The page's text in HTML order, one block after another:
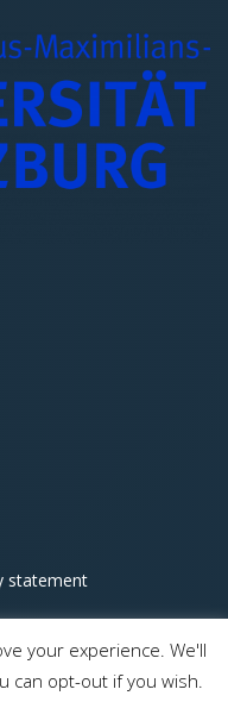
statement
your experience. We'll
can opt-out if you wish.